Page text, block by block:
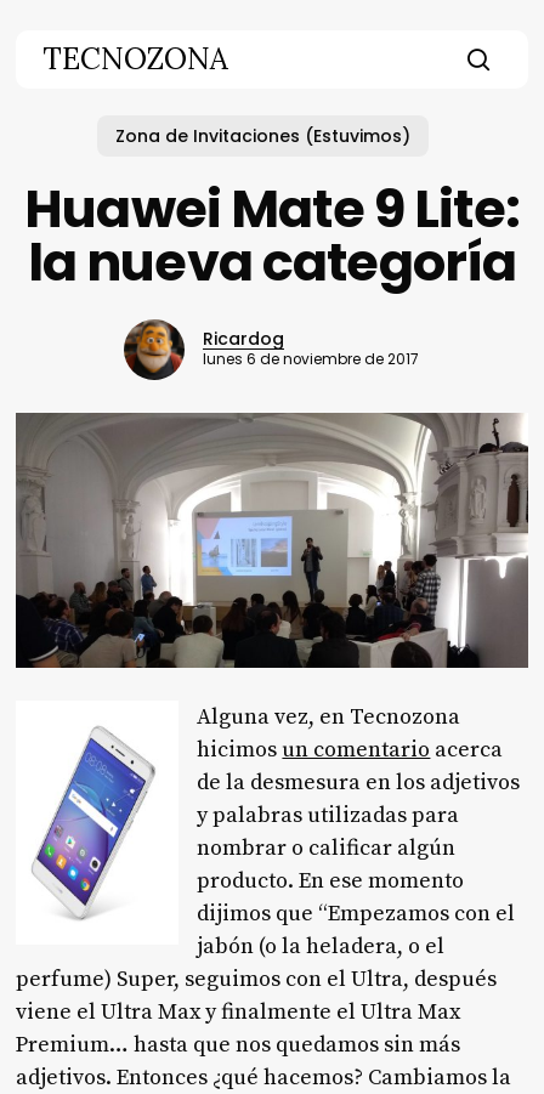
TECNOZONA
Zona de Invitaciones (Estuvimos)
Huawei Mate 9 Lite:
la nueva categoría
Ricardog
lunes 6 de noviembre de 2017
Alguna vez, en Tecnozona
hicimos un comentario acerca
de la desmesura en los adjetivos
y palabras utilizadas para
nombrar o calificar algún
producto. En ese momento
dijimos que “Empezamos con el
jabón (o la heladera, o el
perfume) Super, seguimos con el Ultra, después
viene el Ultra Max y finalmente el Ultra Max
Premium… hasta que nos quedamos sin más
adjetivos. Entonces ¿qué hacemos? Cambiamos la